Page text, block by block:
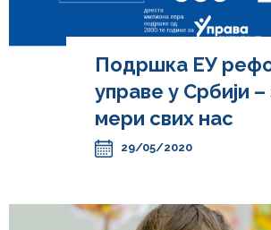
Подршка ЕУ
управе у Србији
мери свих нас
29/05/2020